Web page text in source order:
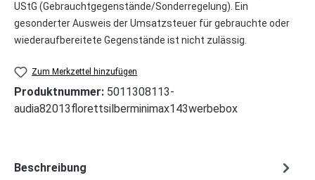
UStG (Gebrauchtgegenstände/Sonderregelung). Ein
gesonderter Ausweis der Umsatzsteuer für gebrauchte oder
wiederaufbereitete Gegenstände ist nicht zulässig.
Zum Merkzettel hinzufügen
Produktnummer: 5011308113-
audia82013florettsilberminimax143werbebox
Beschreibung